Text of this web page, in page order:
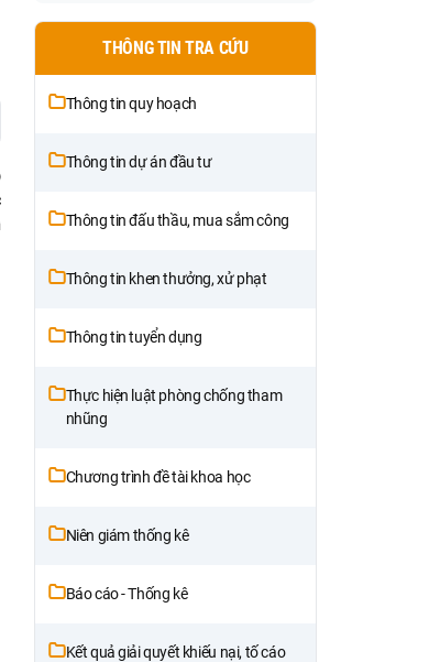
THÔNG TIN TRA CỨU
Thông tin quy hoạch
Thông tin dự án đầu tư
Thông tin đấu thầu, mua sắm công
Thông tin khen thưởng, xử phạt
Thông tin tuyển dụng
Thực hiện luật phòng chống tham
nhũng
Chương trình đề tài khoa học
Niên giám thống kê
Báo cáo - Thống kê
Kết quả giải quyết khiếu nại, tố cáo